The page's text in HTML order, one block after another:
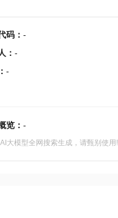
码： -
： -
-
览： -
大模型全网搜索生成，请甄别使用!